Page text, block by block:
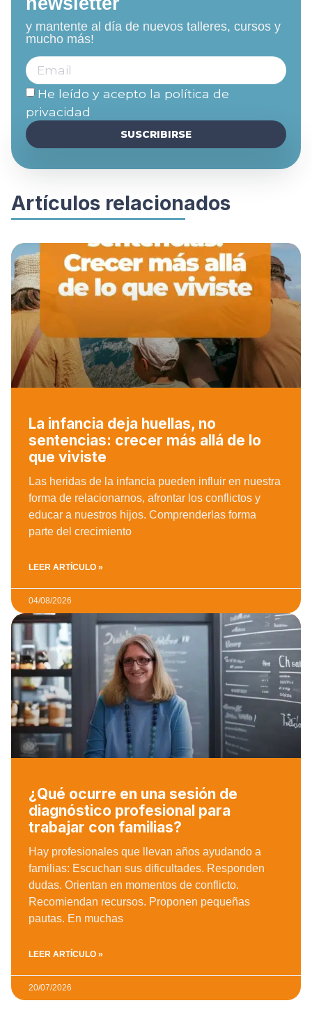
y mantente al día de nuevos talleres, cursos y
mucho más!
He leído y acepto la política de
privacidad
SUSCRIBIRSE
Artículos relacionados
La infancia deja huellas, no
sentencias: crecer más allá de lo
que viviste
Las heridas de la infancia pueden influir en nuestra
forma de relacionarnos, afrontar los conflictos y
educar a nuestros hijos. Comprenderlas forma
parte del crecimiento
LEER ARTÍCULO »
04/08/2026
¿Qué ocurre en una sesión de
diagnóstico profesional para
trabajar con familias?
Hay profesionales que llevan años ayudando a
familias: Escuchan sus dificultades. Responden
dudas. Orientan en momentos de conflicto.
Recomiendan recursos. Proponen pequeñas
pautas. En muchas
LEER ARTÍCULO »
20/07/2026